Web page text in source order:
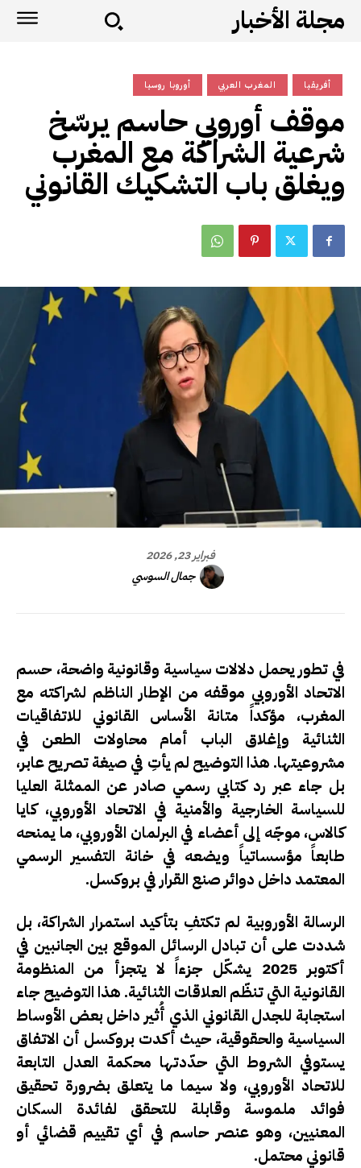
مجلة الأخبار
أفريقيا المغرب العربي أوروبا روسيا
موقف أوروبي حاسم يرسّخ
شرعية الشراكة مع المغرب
ويغلق باب التشكيك القانوني
فبراير 23, 2026
جمال السوسي
في تطور يحمل دلالات سياسية وقانونية واضحة، حسم
الاتحاد الأوروبي موقفه من الإطار الناظم لشراكته مع
المغرب، مؤكداً متانة الأساس القانوني للاتفاقيات
الثنائية وإغلاق الباب أمام محاولات الطعن في
مشروعيتها. هذا التوضيح لم يأتِ في صيغة تصريح عابر،
بل جاء عبر رد كتابي رسمي صادر عن الممثلة العليا
للسياسة الخارجية والأمنية في الاتحاد الأوروبي، كايا
كالاس، موجّه إلى أعضاء في البرلمان الأوروبي، ما يمنحه
طابعاً مؤسساتياً ويضعه في خانة التفسير الرسمي
المعتمد داخل دوائر صنع القرار في بروكسل.
الرسالة الأوروبية لم تكتفِ بتأكيد استمرار الشراكة، بل
شددت على أن تبادل الرسائل الموقع بين الجانبين في
أكتوبر 2025 يشكّل جزءاً لا يتجزأ من المنظومة
القانونية التي تنظّم العلاقات الثنائية. هذا التوضيح جاء
استجابة للجدل القانوني الذي أُثير داخل بعض الأوساط
السياسية والحقوقية، حيث أكدت بروكسل أن الاتفاق
يستوفي الشروط التي حدّدتها محكمة العدل التابعة
للاتحاد الأوروبي، ولا سيما ما يتعلق بضرورة تحقيق
فوائد ملموسة وقابلة للتحقق لفائدة السكان
المعنيين، وهو عنصر حاسم في أي تقييم قضائي أو
قانوني محتمل.